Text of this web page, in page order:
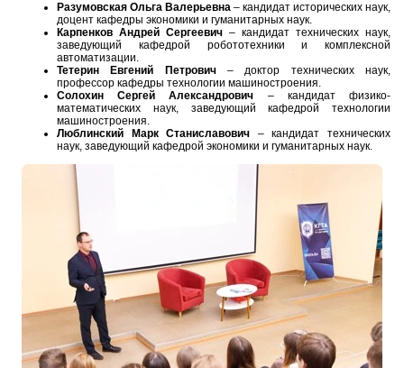
Разумовская Ольга Валерьевна – кандидат исторических наук,
доцент кафедры экономики и гуманитарных наук.
Карпенков Андрей Сергеевич – кандидат технических наук,
заведующий кафедрой робототехники и комплексной
автоматизации.
Тетерин Евгений Петрович– доктор технических наук,
профессор кафедры технологии машиностроения.
Солохин Сергей Александрович – кандидат физико-
математических наук, заведующий кафедрой технологии
машиностроения.
Люблинский
Марк Станиславович – кандидат технических
наук, заведующий кафедрой экономики и гуманитарных наук.